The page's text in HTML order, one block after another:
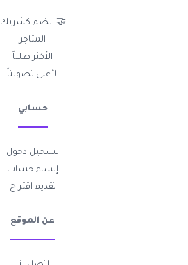
🤝 انضم كشريك
المتاجر
الأكثر طلباً
الأعلى تصويتاً
حسابي
تسجيل دخول
إنشاء حساب
تقديم اقتراح
عن الموقع